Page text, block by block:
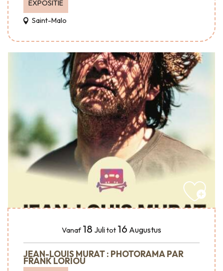
EXPOSITIE
Saint-Malo
Vanaf 18 Julitot 16 Augustus
JEAN-LOUIS MURAT : PHOTORAMA PAR
FRANK LORIOU